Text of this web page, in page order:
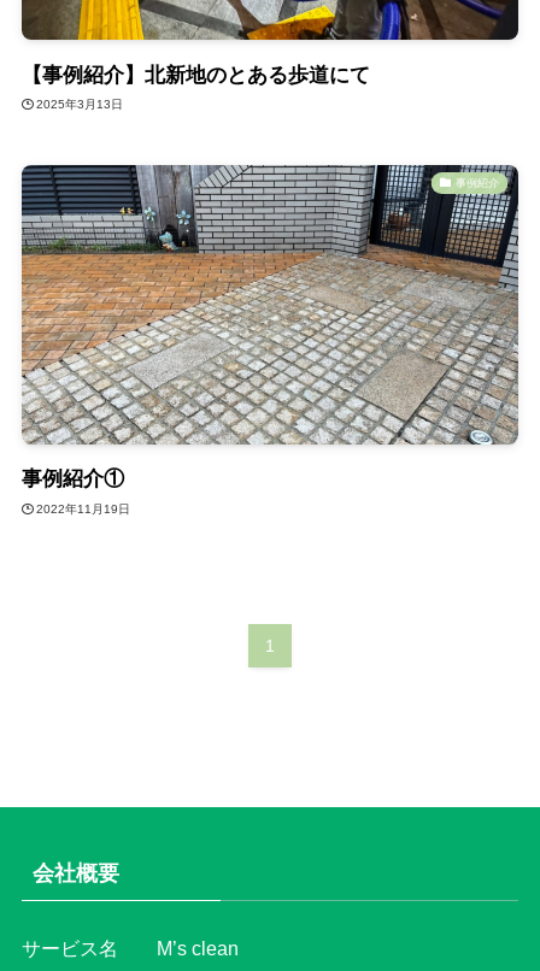
【事例紹介】北新地のとある歩道にて
2025年3月13日
事例紹介
事例紹介①
2022年11月19日
1
会社概要
サービス名 M’s clean